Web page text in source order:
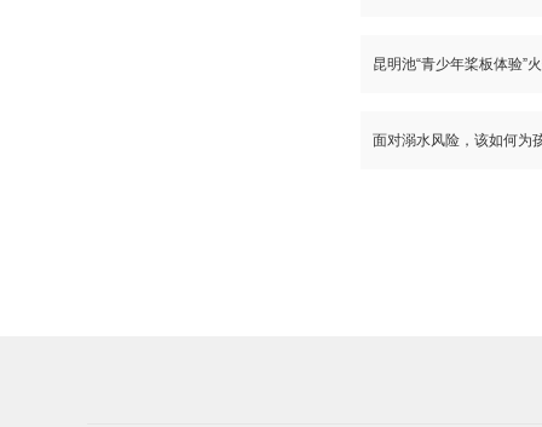
昆明池“青少年桨板体验”
面对溺水风险，该如何为